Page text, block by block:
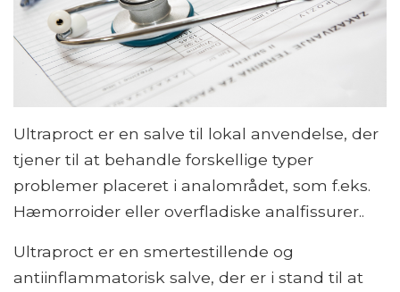
Ultraproct er en salve til lokal anvendelse, der
tjener til at behandle forskellige typer
problemer placeret i analområdet, som f.eks.
Hæmorroider eller overfladiske analfissurer..
Ultraproct er en smertestillende og
antiinflammatorisk salve, der er i stand til at